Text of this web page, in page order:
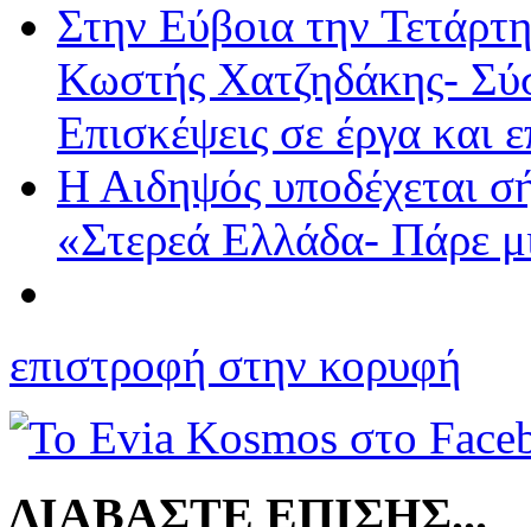
Στην Εύβοια την
Κωστής Χατζηδάκης-
Επισκέψεις σε έργα και
Η Αιδηψός υποδέχεται
«Στερεά Ελλάδα- Πάρε
επιστροφή στην κορυφή
ΔΙΑΒΑΣΤΕ ΕΠΙΣΗΣ...